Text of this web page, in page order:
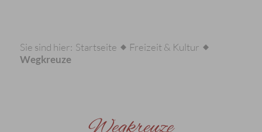
Sie sind hier: Startseite
Freizeit & Kultur
Wegkreuze